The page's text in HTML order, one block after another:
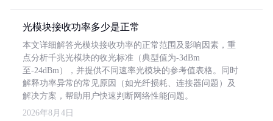
光模块接收功率多少是正常
本文详细解答光模块接收功率的正常范围及影响因素，重
点分析千兆光模块的收光标准（典型值为-3dBm
至-24dBm），并提供不同速率光模块的参考值表格。同时
解释功率异常的常见原因（如光纤损耗、连接器问题）及
解决方案，帮助用户快速判断网络性能问题。
2026年8月4日